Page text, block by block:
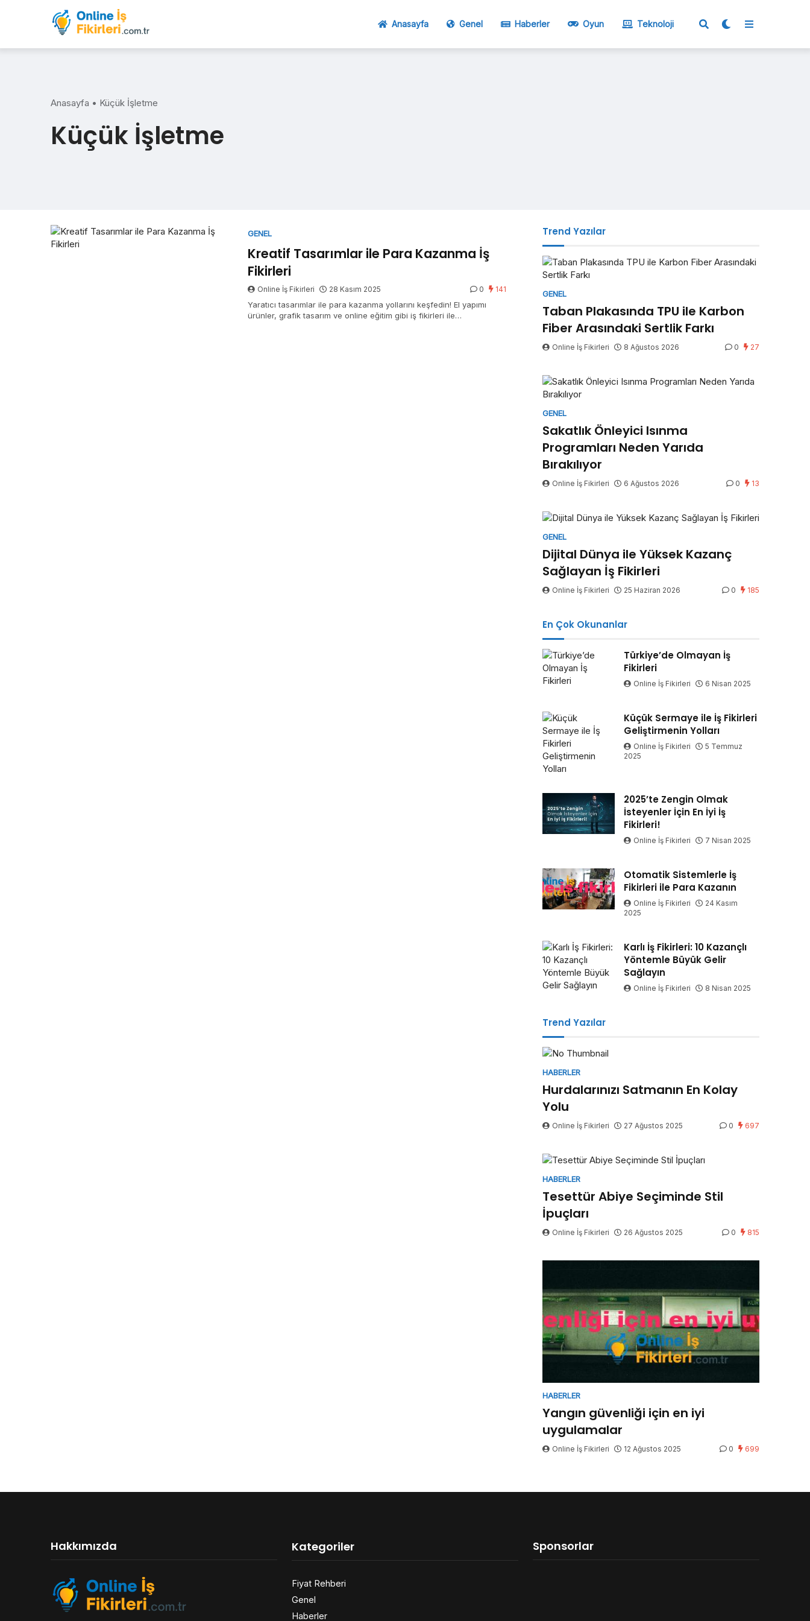
Anasayfa Genel Haberler Oyun Teknoloji
Anasayfa • Küçük İşletme
Küçük İşletme
GENEL
Kreatif Tasarımlar ile Para Kazanma İş
Fikirleri
Online İş Fikirleri 28 Kasım 2025 0 141
Yaratıcı tasarımlar ile para kazanma yollarını keşfedin! El yapımı
ürünler, grafik tasarım ve online eğitim gibi iş fikirleri ile
Trend Yazılar
GENEL
Taban Plakasında TPU ile Karbon
Fiber Arasındaki Sertlik Farkı
Online İş Fikirleri 8 Ağustos 2026 0 27
GENEL
Sakatlık Önleyici Isınma
Programları Neden Yarıda
Bırakılıyor
Online İş Fikirleri 6 Ağustos 2026 0 13
GENEL
Dijital Dünya ile Yüksek Kazanç
Sağlayan İş Fikirleri
Online İş Fikirleri 25 Haziran 2026 0 185
En Çok Okunanlar
Türkiye’de Olmayan İş
Fikirleri
Online İş Fikirleri 6 Nisan 2025
Küçük Sermaye ile İş Fikirleri
Geliştirmenin Yolları
Online İş Fikirleri
5 Temmuz
2025
2025’te Zengin Olmak
İsteyenler İçin En İyi İş
Fikirleri!
Online İş Fikirleri 7 Nisan 2025
Otomatik Sistemlerle İş
Fikirleri ile Para Kazanın
Online İş Fikirleri
24 Kasım
2025
Karlı İş Fikirleri: 10 Kazançlı
Yöntemle Büyük Gelir
Sağlayın
Online İş Fikirleri 8 Nisan 2025
Trend Yazılar
HABERLER
Hurdalarınızı Satmanın En Kolay
Yolu
Online İş Fikirleri 27 Ağustos 2025 0 697
HABERLER
Tesettür Abiye Seçiminde Stil
İpuçları
Online İş Fikirleri 26 Ağustos 2025 0 815
HABERLER
Yangın güvenliği için en iyi
uygulamalar
Online İş Fikirleri 12 Ağustos 2025 0 699
Hakkımızda Kategoriler
Fiyat Rehberi
Genel
Haberler
Sponsorlar